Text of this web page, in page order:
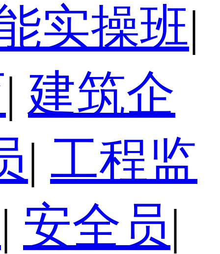
实操班|
| 建筑企
| 工程监
| 安全员|